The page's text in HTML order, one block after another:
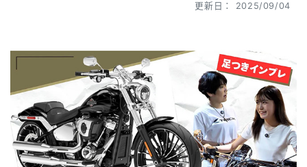
更新日： 2025/09/04